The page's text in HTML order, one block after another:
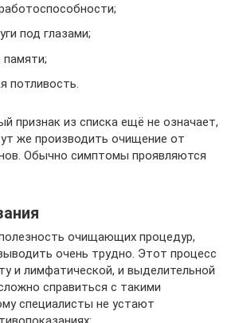
под глазами;
памяти;
потливость.
признак из списка ещё не означает,
же производить очищение от
Обычно симптомы проявляются
очищающих процедур,
очень трудно. Этот процесс
и лимфатической, и выделительной
справиться с такими
специалисты не устают